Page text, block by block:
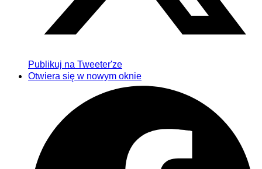
Publikuj na Tweeter'ze
Otwiera się w nowym oknie